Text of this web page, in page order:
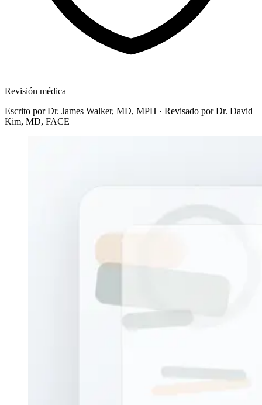
Revisión médica
Escrito por Dr. James Walker, MD, MPH · Revisado por Dr. David
Kim, MD, FACE